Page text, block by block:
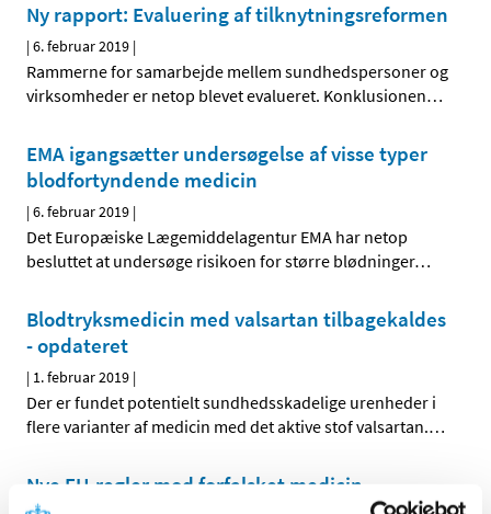
Ny rapport: Evaluering af tilknytningsreformen
|6. februar 2019 |
Rammerne for samarbejde mellem sundhedspersoner og
virksomheder er netop blevet evalueret. Konklusionen…
EMA igangsætter undersøgelse af visse typer
blodfortyndende medicin
|6. februar 2019 |
Det Europæiske Lægemiddelagentur EMA har netop
besluttet at undersøge risikoen for større blødninger…
Blodtryksmedicin med valsartan tilbagekaldes
- opdateret
| 1. februar 2019 |
Der er fundet potentielt sundhedsskadelige urenheder i
flere varianter af medicin med det aktive stof valsartan.…
Nye EU-regler mod forfalsket medicin